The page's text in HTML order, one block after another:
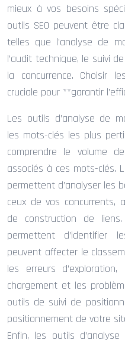
mieux à vos besoins
outils SEO peuvent être
telles que l’analyse de
l’audit technique, le suivi
la concurrence. Choisir
cruciale pour **garantir
Les outils d’analyse de
les mots-clés les plus
comprendre le volume
associés à ces mots-clés.
permettent d’analyser les
ceux de vos concurrents,
de construction de
permettent d’identifier
peuvent affecter le
les erreurs
chargement et les
outils de suivi de
positionnement de votre
Enfin, les outils